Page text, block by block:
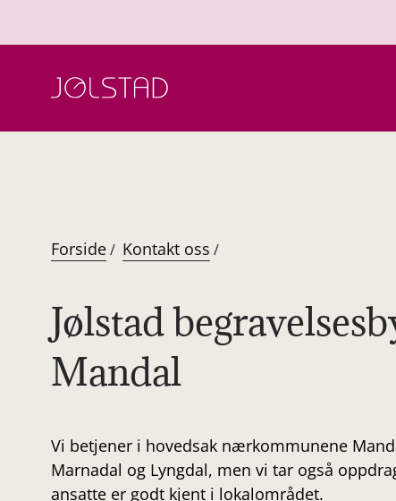
Forside/ Kontakt oss /
Jølstad
Mandal
Vi betjener i hovedsak nærkommunene
Marnadal og Lyngdal, men vi tar også
ansatte er godt kjent i lokalområdet.